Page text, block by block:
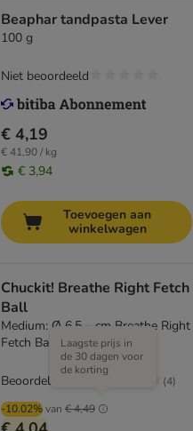
Beaphar tandpasta Lever
100 g
€ 4,19
€ 41,90 / kg
€ 3,94
Niet beoordeeld
Toevoegen aan
winkelwagen
Chuckit! Breathe Right Fetch
Ball
Medium: Ø 6,5 – cm Breathe Right
Fetch Bal
-10.02%van € 4,49
Laagste prijs in
de 30 dagen voor
de korting
Beoordeling: 4/5 (4)